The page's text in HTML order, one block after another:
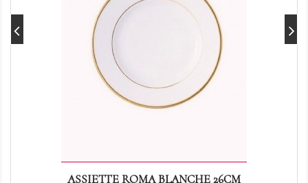
ASSIETTE ROMA BLANCHE 26CM